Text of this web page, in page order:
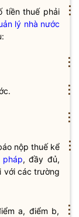
tiềnthuếphải
lý nhà nước
nộp thuếkể
pháp, đầy đủ,
với các trường
a, điểm b,
⋮
⋮
⋮
⋮
⋮
⋮